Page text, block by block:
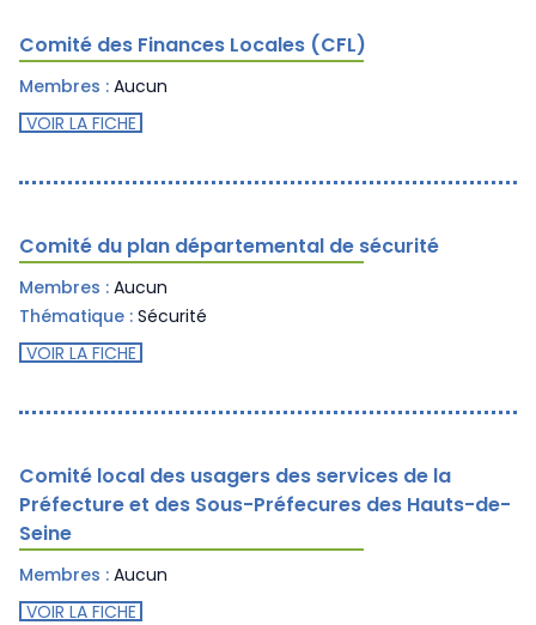
Comité des Finances Locales (CFL)
Membres : Aucun
VOIR LA FICHE
Comité du plan départemental de sécurité
Membres : Aucun
Thématique : Sécurité
VOIR LA FICHE
Comité local des usagers des services de la
Préfecture et des Sous-Préfecures des Hauts-de-
Seine
Membres : Aucun
VOIR LA FICHE